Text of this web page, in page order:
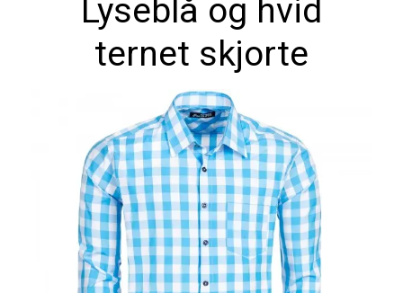
Lyseblå og hvid
ternet skjorte